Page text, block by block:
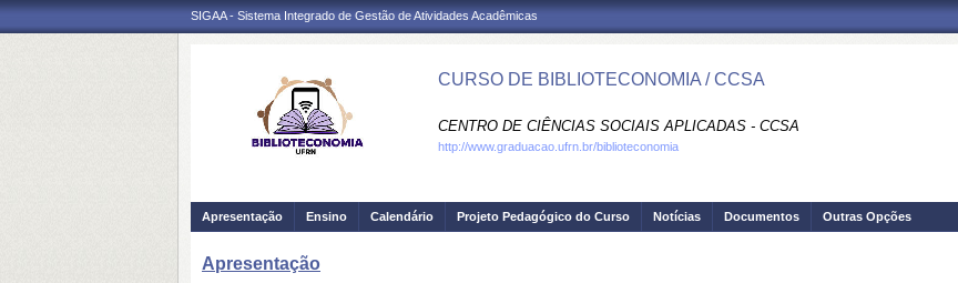
SIGAA - Sistema Integrado de Gestão de Atividades Acadêmicas
CURSO DE BIBLIOTECONOMIA / CCSA
CENTRO DE CIÊNCIAS SOCIAIS APLICADAS - CCSA
http://www.graduacao.ufrn.br/biblioteconomia
Apresentação Ensino Calendário Projeto Pedagógico do Curso Notícias Documentos Outras Opções
Apresentação